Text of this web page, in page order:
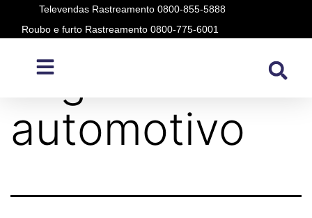
Televendas Rastreamento 0800-855-5888
Roubo e furto Rastreamento 0800-775-6001
Tag:
automotivo